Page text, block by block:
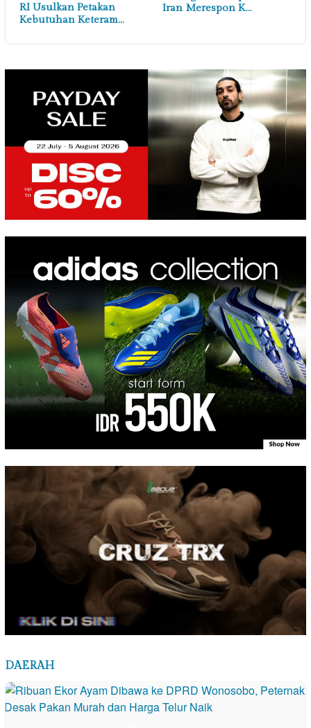
RI Usulkan Petakan
Kebutuhan Keteram…
Iran Merespon K…
DAERAH